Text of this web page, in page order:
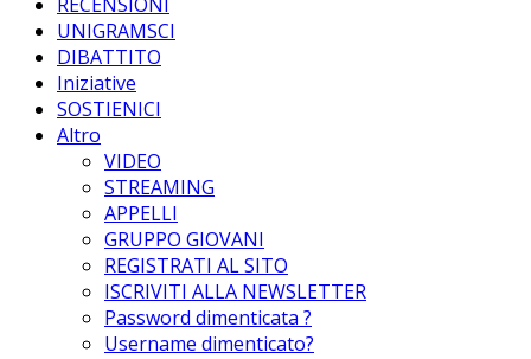
RECENSIONI
UNIGRAMSCI
DIBATTITO
Iniziative
SOSTIENICI
Altro
VIDEO
STREAMING
APPELLI
GRUPPO GIOVANI
REGISTRATI AL SITO
ISCRIVITI ALLA NEWSLETTER
Password dimenticata ?
Username dimenticato?